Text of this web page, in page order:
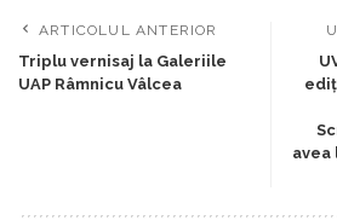
ARTICOLUL ANTERIOR
Triplu vernisaj la Galeriile
UAP Râmnicu Vâlcea
avea